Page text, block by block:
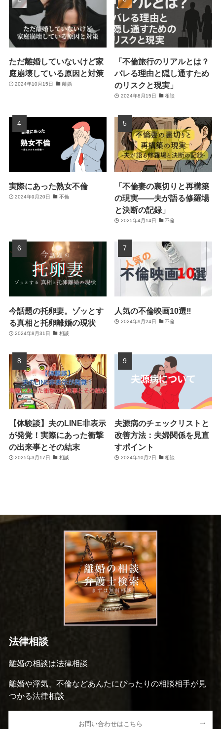
ただ離婚していないけど家
庭崩壊している原因と対策
2024年10月15日 離婚
「不倫旅行のリアルとは？
バレる理由と隠し通すため
のリスクと現実」
2024年8月15日 相談
実際にあった熟女不倫
2024年9月20日 不倫
「不倫妻の裏切りと再構築
の現実――夫が語る修羅場
と決断の記録」
2025年4月14日 不倫
今話題の托卵妻。ゾッとす
る真相と托卵離婚の現状
2024年8月31日 相談
人気の不倫映画10選‼
2024年9月24日 不倫
【体験談】夫のLINE非表示
が発覚！実際にあった衝撃
の出来事とその結末
2025年3月17日 相談
夫源病のチェックリストと
改善方法：夫婦関係を見直
すポイント
2024年10月2日 相談
法律相談
離婚の相談は法律相談
離婚や浮気、不倫などあんたにぴったりの相談相手が見
つかる法律相談
お問い合わせはこちら